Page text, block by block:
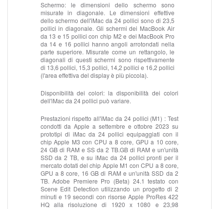
Schermo:le dimensioni dello schermo sono
misurate in diagonale. Le dimensioni effettive
dello schermo dell'iMac da 24 pollici sono di 23,5
pollici in diagonale. Gli schermi dei MacBook Air
da 13 e 15 pollici con chip M2 e dei MacBook Pro
da 14 e 16 pollici hanno angoli arrotondati nella
parte superiore. Misurate come un rettangolo, le
diagonali di questi schermi sono rispettivamente
di 13,6 pollici, 15,3 pollici, 14,2 pollici e 16,2 pollici
(l'area effettiva del display è più piccola).
Disponibilità dei colori: la disponibilità dei colori
dell'iMac da 24 pollici può variare.
Prestazioni rispetto all'iMac da 24 pollici (M1) : Test
condotti da Apple a settembre e ottobre 2023 su
prototipi di iMac da 24 pollici equipaggiati con il
chip Apple M3 con CPU a 8 core, GPU a 10 core,
24 GB di RAM e SS da 2 TB.GB di RAM e un'unità
SSD da 2 TB, e su iMac da 24 pollici pronti per il
mercato dotati del chip Apple M1 con CPU a 8 core,
GPU a 8 core, 16 GB di RAM e un'unità SSD da 2
TB. Adobe Premiere Pro (Beta) 24.1 testato con
Scene Edit Detection utilizzando un progetto di 2
minuti e 19 secondi con risorse Apple ProRes 422
HQ alla risoluzione di 1920 x 1080 e 23,98